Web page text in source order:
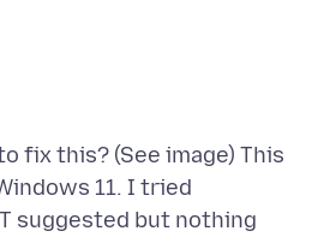
fix this? (See image) This
11. I tried
suggested but nothing